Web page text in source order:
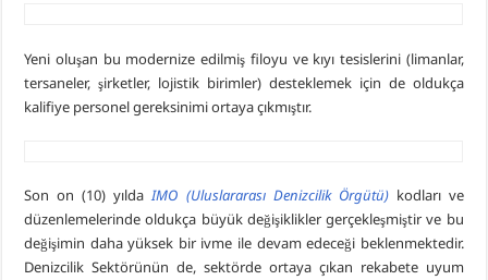
Yeni oluşan bu modernize edilmiş filoyu ve kıyı tesislerini (limanlar,
tersaneler, şirketler, lojistik birimler) desteklemek için de oldukça
kalifiye personel gereksinimi ortaya çıkmıştır.
Son on (10) yıldaIMO (Uluslararası Denizcilik Örgütü)kodları ve
düzenlemelerinde oldukça büyük değişiklikler gerçekleşmiştir ve bu
değişimin daha yüksek bir ivme ile devam edeceği beklenmektedir.
Denizcilik Sektörünün de, sektörde ortaya çıkan rekabete uyum